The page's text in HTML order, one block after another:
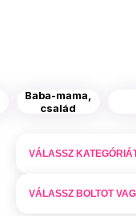
Baba-mama,
család